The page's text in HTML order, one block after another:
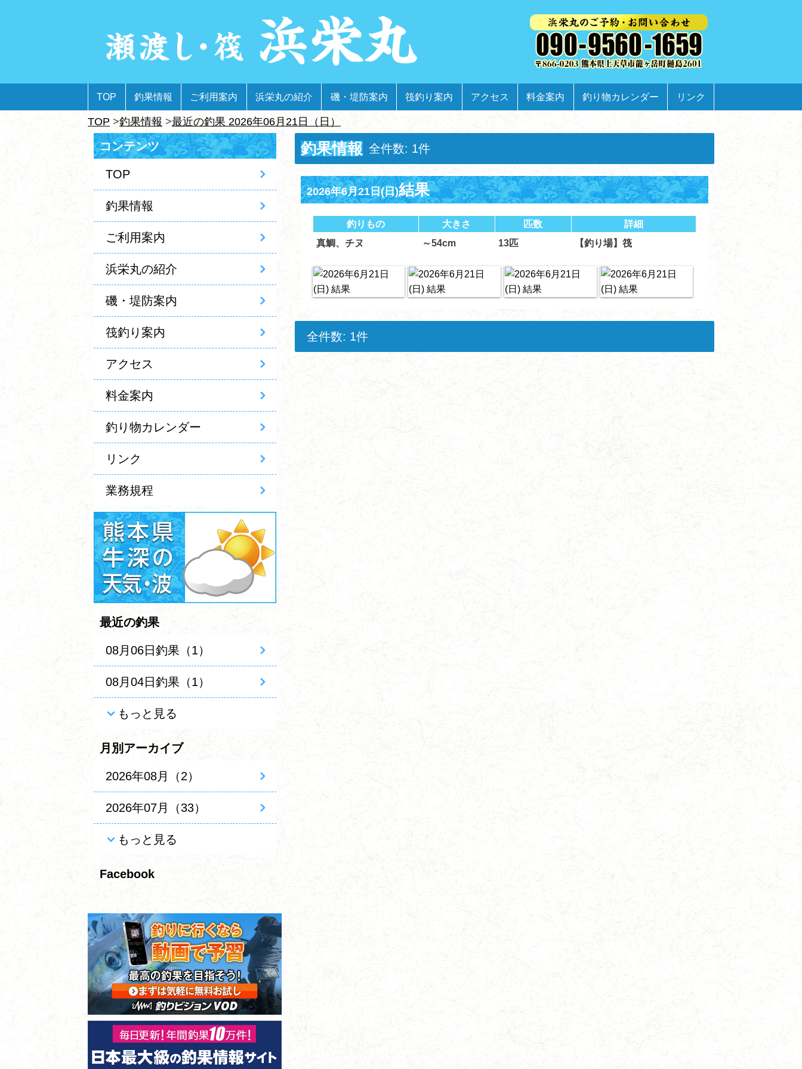
TOP 釣果情報 ご利用案内 浜栄丸の紹介 磯・堤防案内 筏釣り案内 アクセス 料金案内 釣り物カレンダー リンク
TOP 釣果情報 最近の釣果 2026年06月21日（日）
釣果情報 全件数: 1件
2026年6月21日(日)結果
釣りもの 大きさ 匹数
詳細
真鯛、チヌ
～54cm 13匹 【釣り場】筏
全件数: 1件
コンテンツ
TOP
釣果情報
ご利用案内
浜栄丸の紹介
磯・堤防案内
筏釣り案内
アクセス
料金案内
釣り物カレンダー
リンク
業務規程
最近の釣果
08月06日釣果（1）
08月04日釣果（1）
もっと見る
月別アーカイブ
2026年08月（2）
2026年07月（33）
もっと見る
Facebook